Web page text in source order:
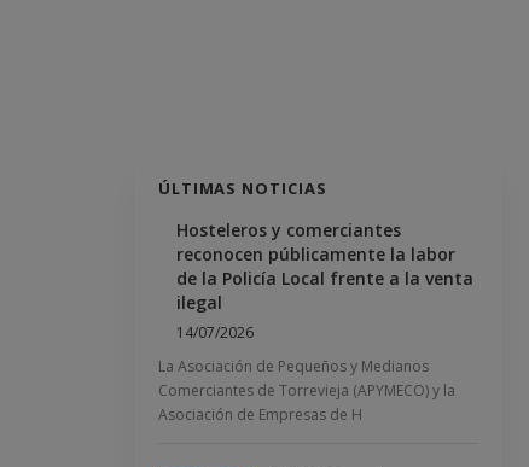
ÚLTIMAS NOTICIAS
Hosteleros y comerciantes
reconocen públicamente la labor
de la Policía Local frente a la venta
ilegal
14/07/2026
La Asociación de Pequeños y Medianos
Comerciantes de Torrevieja (APYMECO) y la
Asociación de Empresas de H